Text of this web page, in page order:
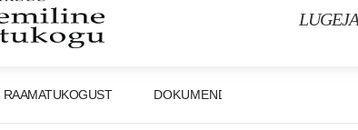
RAAMATUKOGUST DOKUMENDID